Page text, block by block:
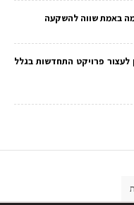
באמת שווה להשקעה
פרויקט התחדשות בגלל